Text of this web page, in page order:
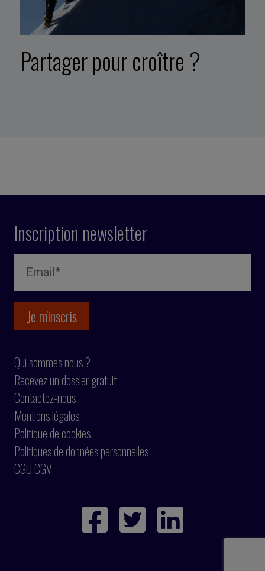
Partager pour croître ?
Inscription newsletter
Qui sommes nous ?
Recevez un dossier gratuit
Contactez-nous
Mentions légales
Politique de cookies
Politiques de données personnelles
CGU CGV